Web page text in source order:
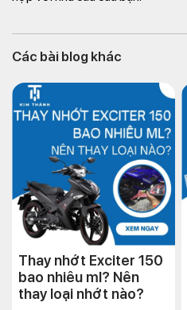
Các bài blog khác
Thay nhớt Exciter 150
bao nhiêu ml? Nên
thay loại nhớt nào?